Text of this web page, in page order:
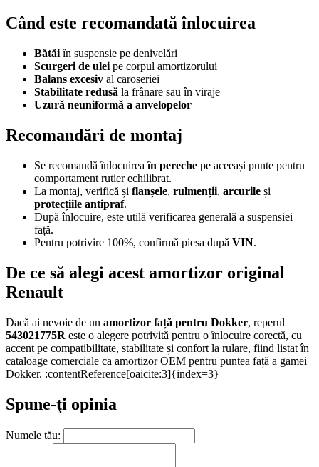
Când este recomandată înlocuirea
Bătăiîn suspensie pe denivelări
Scurgeri de ulei pe corpul amortizorului
Balans excesiv al caroseriei
Stabilitate redusă la frânare sau în viraje
Uzură neuniformă a anvelopelor
Recomandări de montaj
Se recomandă înlocuireaîn pereche pe aceeași punte pentru
comportament rutier echilibrat.
La montaj, verifică și flanșele, rulmenții, arcurile și
protecțiile antipraf.
După înlocuire, este utilă verificarea generală a suspensiei
față.
Pentru potrivire 100%, confirmă piesa după VIN.
De ce să alegi acest amortizor original
Renault
Dacă ai nevoie de un amortizor față pentru Dokker, reperul
543021775R este o alegere potrivită pentru o înlocuire corectă, cu
accent pe compatibilitate, stabilitate și confort la rulare, fiind listat în
cataloage comerciale ca amortizor OEM pentru puntea față a gamei
Dokker. :contentReference[oaicite:3]{index=3}
Spune-ţi opinia
Numele tău: